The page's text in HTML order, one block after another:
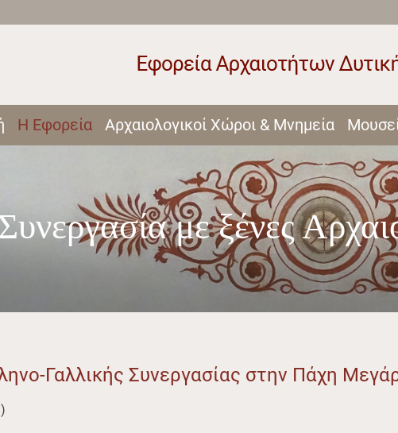
Η Εφορεία Αρχαιολογικοί Χώροι & Μνημεία
Συνεργασία με ξένες
Γαλλικής Συνεργασίας στην Πάχη